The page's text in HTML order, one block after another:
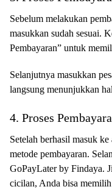
Sebelum melakukan
masukkan sudah sesuai.
Pembayaran” untuk
Selanjutnya masukkan
langsung menunjukkan
4. Proses
Setelah berhasil masuk
metode pembayaran.
GoPayLater by Findaya.
cicilan, Anda bisa